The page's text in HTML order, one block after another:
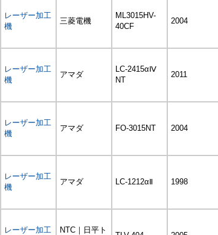
レーザー加工
機
三菱電機
ML3015HV-
40CF
2004
レーザー加工
機
アマダ
LC-2415αⅣ
NT
2011
レーザー加工
機
アマダ FO-3015NT 2004
レーザー加工
機
アマダ LC-1212αⅡ 1998
レーザー加工 NTC｜日平ト